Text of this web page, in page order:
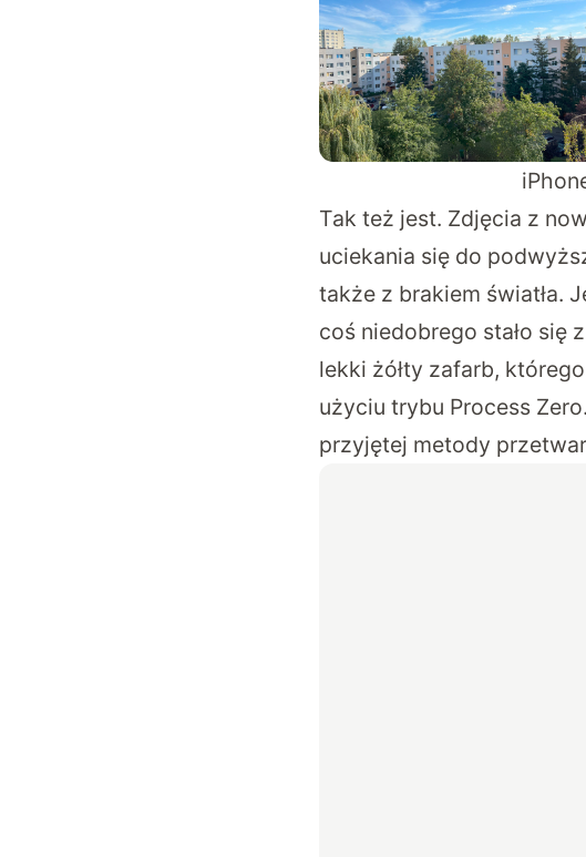
Tak też jest. Zdjęcia z
uciekania się do
także z brakiem światła.
coś niedobrego stało się
lekki żółty zafarb,
użyciu trybu Process
przyjętej metody